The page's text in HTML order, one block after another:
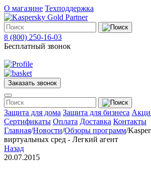
О магазине Техподдержка
8 (800) 250-16-03
Бесплатный звонок
Заказать звонок
Меню
Защита
для
дома
Защита
Защита для дома Защита для бизнеса
Сертификаты Оплата Доставка Контакты
Главная/Новости/Обзоры программ/
виртуальных сред - Легкий агент
Назад
20.07.2015